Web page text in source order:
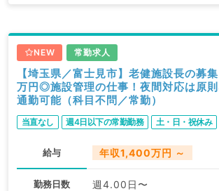
NEW 常勤求人
【埼玉県／富士見市】老健施設長の募
万円◎施設管理の仕事！夜間対応は原
通勤可能（科目不問／常勤）
当直なし 週4日以下の常勤勤務 土・日・祝休み
給与 年収1,400万円 ～
勤務日数 週4.00日〜